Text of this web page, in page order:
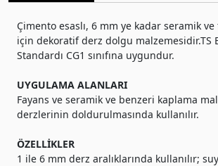
Çimento esaslı, 6 mm ye kadar seramik
için dekoratif derz dolgu malzemesidir.TS
Standardı CG1 sınıfına uygundur.
UYGULAMA ALANLARI
Fayans ve seramik ve benzeri kaplama
derzlerinin doldurulmasında kullanılır.
ÖZELLİKLER
1 ile 6 mm derz aralıklarında kullanılır;